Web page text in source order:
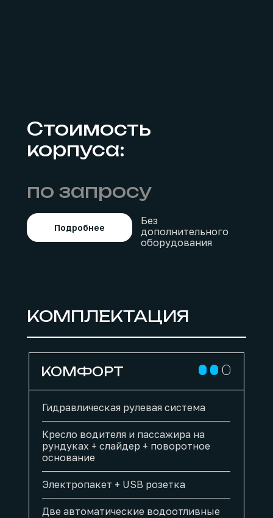
Подробнее
Без
дополнительного
оборудования
по запросу
Стоимость
корпуса:
КОМПЛЕКТАЦИЯ
КОМФОРТ
Гидравлическая рулевая система
Кресло водителя и пассажира на
рундуках + слайдер + поворотное
основание
Электропакет + USB розетка
Две автоматические водоотливные